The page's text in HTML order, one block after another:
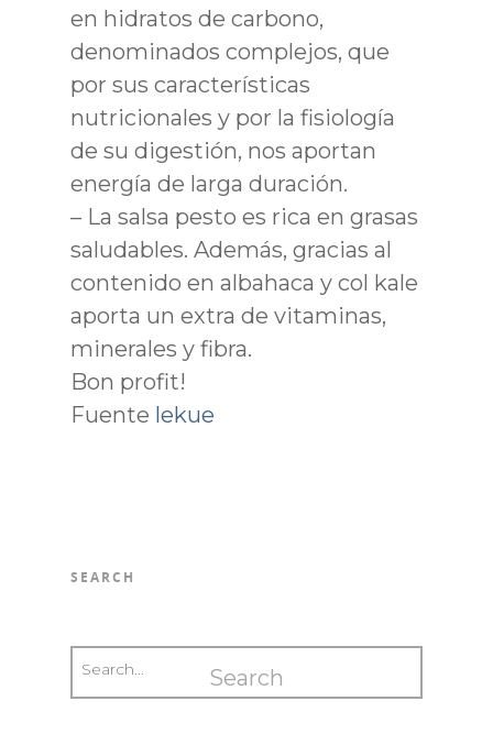
en hidratos de carbono,
denominados complejos, que
por sus características
nutricionales y por la fisiología
de su digestión, nos aportan
energía de larga duración.
– La salsa pesto es rica en grasas
saludables. Además, gracias al
contenido en albahaca y col kale
aporta un extra de vitaminas,
minerales y fibra.
Bon profit!
Fuente lekue
SEARCH